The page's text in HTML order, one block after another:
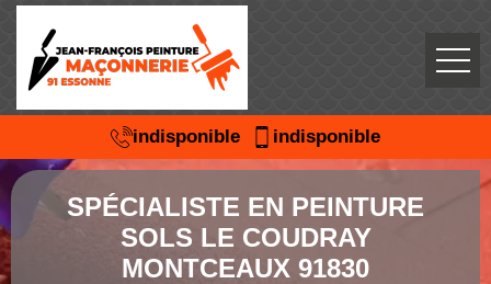
indisponible indisponible
SPÉCIALISTE EN PEINTURE
SOLS LE COUDRAY
MONTCEAUX 91830